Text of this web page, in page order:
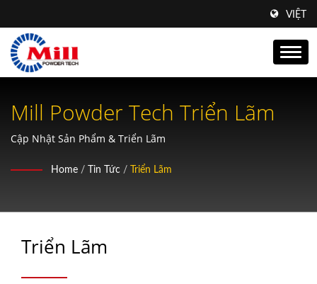
VIỆT
Mill Powder Tech Triển Lãm
Cập Nhật Sản Phẩm & Triển Lãm
Home / Tin Tức / Triển Lãm
Triển Lãm